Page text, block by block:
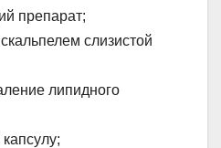
препарат;
слизистой
липидного